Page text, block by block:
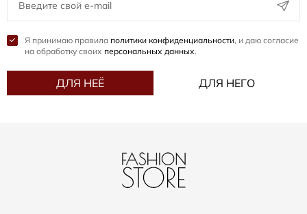
Я принимаю правила политики конфиденциальности, и даю согласие
на обработку своих персональных данных.
ДЛЯ НЕЁ ДЛЯ НЕГО